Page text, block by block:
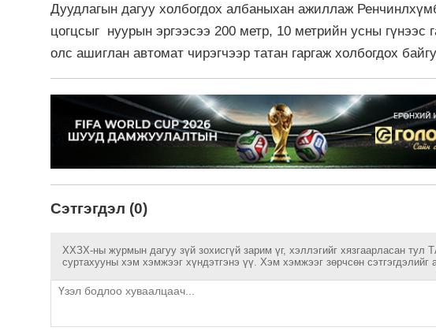
Дуудлагын дагуу холбогдох албаныхан ажиллаж
цогцсыг нуурын эргээсээ 200 метр, 10 метрийн усны гүнээс
олс ашиглан автомат чирэгчээр татан гаргаж холбогдох
Сэтгэгдэл (0)
ХХЗХ-ны журмын дагуу зүй зохисгүй зарим үг, хэллэгийг хязгаарласан тул
суртахууны хэм хэмжээг хүндэтгэнэ үү. Хэм хэмжээг зөрчсөн сэтгэгдэлийг